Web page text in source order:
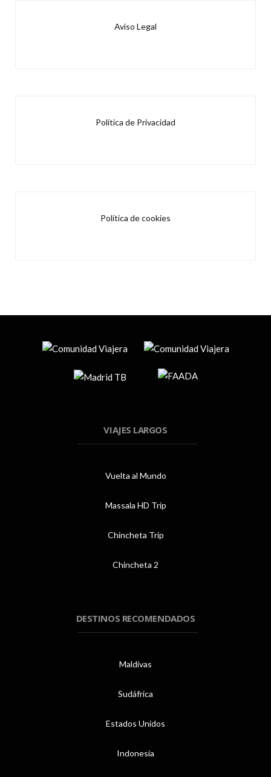
Aviso Legal
Política de Privacidad
Política de cookies
VIAJES LARGOS
Vuelta al Mundo
Massala HD Trip
Chincheta Trip
Chincheta 2
DESTINOS RECOMENDADOS
Maldivas
Sudáfrica
Estados Unidos
Indonesia